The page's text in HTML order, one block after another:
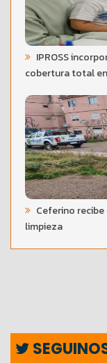
IPROSS
cobertura total
Ceferino
limpieza